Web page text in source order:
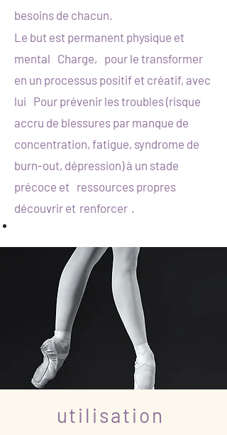
besoins de chacun.
Le but est permanent physique et
mental Charge, pour le transformer
en un processus positif et créatif, avec
lui Pour prévenir les troubles (risque
accru de blessures par manque de
concentration, fatigue, syndrome de
burn-out, dépression) à un stade
précoce et ressources propres
découvrir et renforcer .
utilisation